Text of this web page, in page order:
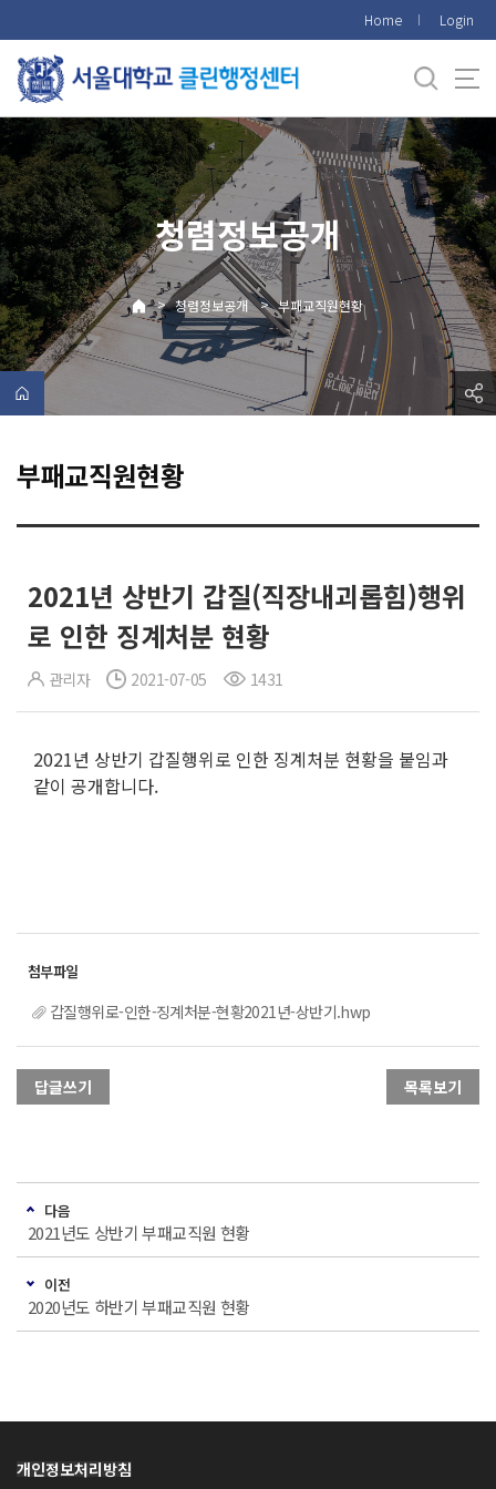
로
메
뉴
Home Login
청렴정보공개
> 청렴정보공개 > 부패교직원현황
부패교직원현황
2021년 상반기 갑질(직장내괴롭힘)행위
로 인한 징계처분 현황
관리자 2021-07-05 1431
2021년 상반기 갑질행위로 인한 징계처분 현황을 붙임과
같이 공개합니다.
갑질행위로-인한-징계처분-현황2021년-상반기.hwp
답글쓰기 목록보기
다음
2021년도 상반기 부패교직원 현황
이전
2020년도 하반기 부패교직원 현황
개인정보처리방침